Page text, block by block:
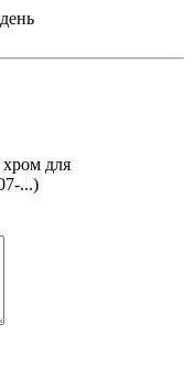
для
...)